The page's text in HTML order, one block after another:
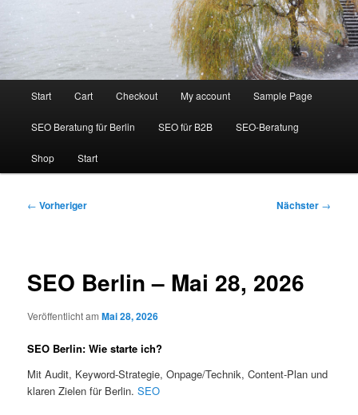
Start Cart Checkout My account Sample Page
SEO Beratung für Berlin SEO für B2B SEO-Beratung
Shop Start
Beitragsnavigation
← Vorheriger Nächster →
SEO Berlin – Mai 28, 2026
Veröffentlicht amMai 28, 2026
SEO Berlin: Wie starte ich?
Mit Audit, Keyword-Strategie, Onpage/Technik, Content-Plan und
klaren Zielen für Berlin.SEO